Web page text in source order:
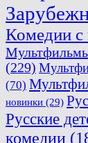
Комедии с
(229)
(70)
новинки (29)
Русские
комедии